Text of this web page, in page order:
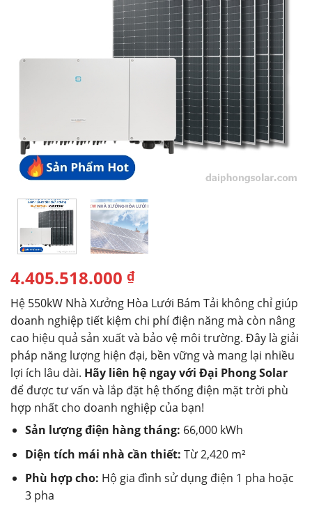
4.405.518.000 ₫
Hệ 550kW Nhà Xưởng Hòa Lưới Bám Tải không chỉ giúp
doanh nghiệp tiết kiệm chi phí điện năng mà còn nâng
cao hiệu quả sản xuất và bảo vệ môi trường. Đây là giải
pháp năng lượng hiện đại, bền vững và mang lại nhiều
lợi ích lâu dài. Hãy liên hệ ngay với Đại Phong Solar
để được tư vấn và lắp đặt hệ thống điện mặt trời phù
hợp nhất cho doanh nghiệp của bạn!
Sản lượng điện hàng tháng: 66,000 kWh
Diện tích mái nhà cần thiết: Từ 2,420 m²
Phù hợp cho: Hộ gia đình sử dụng điện 1 pha hoặc
3 pha